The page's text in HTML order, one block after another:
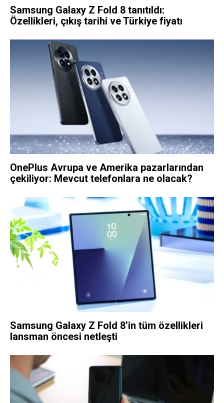
Samsung Galaxy Z Fold 8 tanıtıldı:
Özellikleri, çıkış tarihi ve Türkiye fiyatı
OnePlus Avrupa ve Amerika pazarlarından
çekiliyor: Mevcut telefonlara ne olacak?
Samsung Galaxy Z Fold 8’in tüm özellikleri
lansman öncesi netleşti